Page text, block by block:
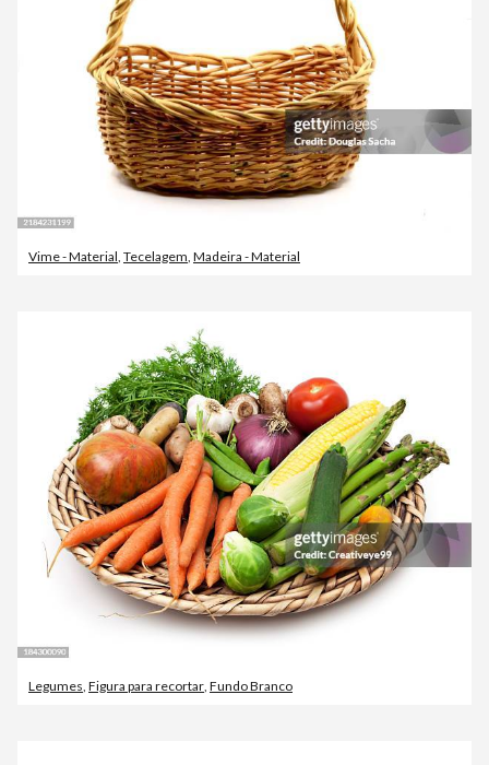
Vime - Material Tecelagem Madeira - Material
Legumes, Figura para recortar, Fundo Branco